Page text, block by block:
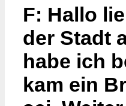
F: Hallo
der Stadt
habe ich
kam ein